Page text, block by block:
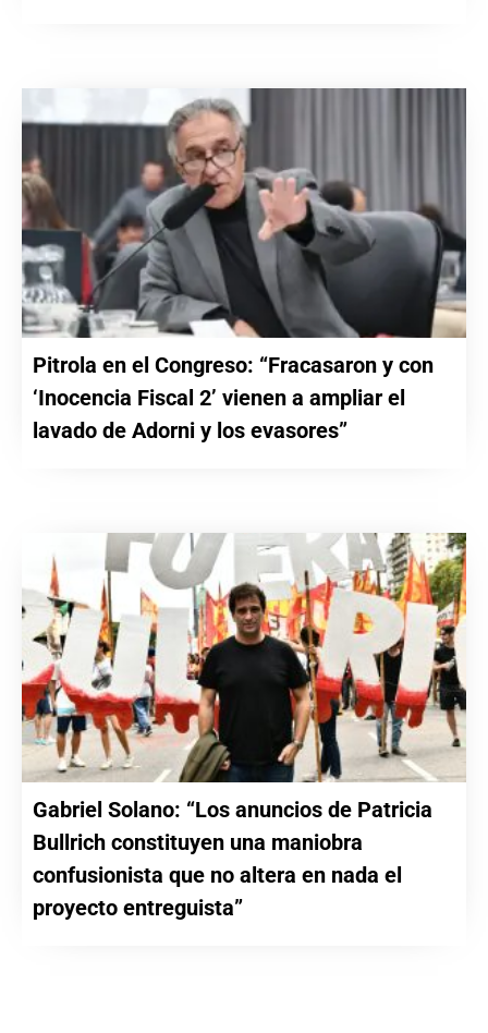
Pitrola en el Congreso: “Fracasaron y con
‘Inocencia Fiscal 2’ vienen a ampliar el
lavado de Adorni y los evasores”
Gabriel Solano: “Los anuncios de Patricia
Bullrich constituyen una maniobra
confusionista que no altera en nada el
proyecto entreguista”